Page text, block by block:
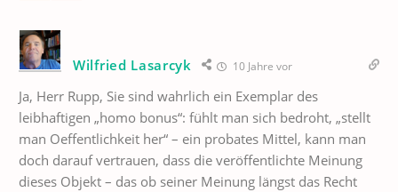
Wilfried Lasarcyk 10 Jahre vor
Ja, Herr Rupp, Sie sind wahrlich ein Exemplar des
leibhaftigen „homo bonus“: fühlt man sich bedroht, „stellt
man Oeffentlichkeit her“ – ein probates Mittel, kann man
doch darauf vertrauen, dass die veröffentlichte Meinung
dieses Objekt – das ob seiner Meinung längst das Recht